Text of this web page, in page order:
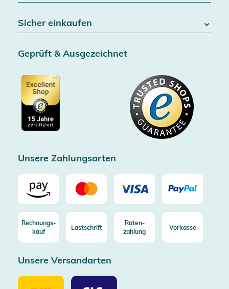
Widerrufsrecht
Vertrag widerrufen
AGB & Kundeninformationen
Datenschutz
Cookie-Einstellungen
Blog
Jobs
Gutscheine
Showroom Düsseldorf
Impressum
Sicher einkaufen
SSL-Verschlüsselung
Zertifiziert durch Trusted Shops
Käuferschutz bis 20000€
Gratis Versand ab 100€ Bestellwert (in DE/AT)
Kostenlose Rücksendung (aus DE/AT)
Geprüft & Ausgezeichnet
Unsere Zahlungsarten
Rechnungs-
kauf
Lastschrift
Raten-
zahlung
Vorkasse
Unsere Versandarten
Unsere
Unsere